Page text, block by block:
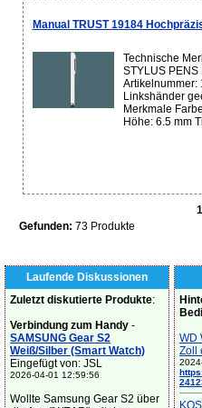
Manual TRUST 19184
Technische
STYLUS PENS
Artikelnummer:
Linkshänder
Merkmale
Höhe: 6.5 mm
1
Gefunden: 73 Produkte
Laufende Diskussionen
Zuletzt diskutierte Produkte:
Verbindung zum Handy -
SAMSUNG Gear S2
Weiß/Silber (Smart Watch)
Eingefügt von: JSL
2026-04-01 12:59:56
Wollte Samsung Gear S2 über
WD
Zoll